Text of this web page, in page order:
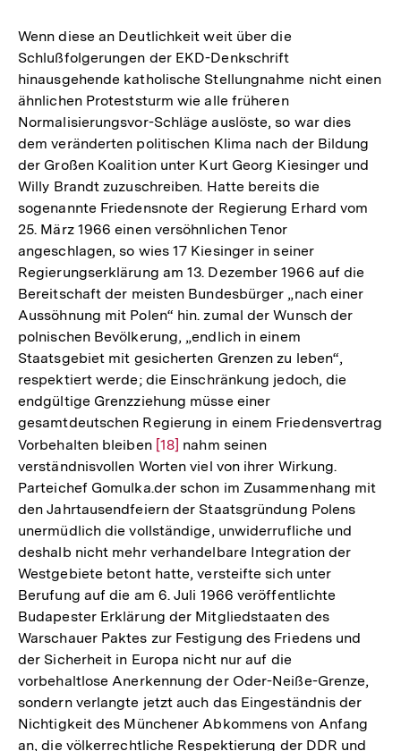
Wenn diese an Deutlichkeit weit über die
Schlußfolgerungen der EKD-Denkschrift
hinausgehende katholische Stellungnahme nicht einen
ähnlichen Proteststurm wie alle früheren
Normalisierungsvor-Schläge auslöste, so war dies
dem veränderten politischen Klima nach der Bildung
der Großen Koalition unter Kurt Georg Kiesinger und
Willy Brandt zuzuschreiben. Hatte bereits die
sogenannte Friedensnote der Regierung Erhard vom
25. März 1966 einen versöhnlichen Tenor
angeschlagen, so wies 17 Kiesinger in seiner
Regierungserklärung am 13. Dezember 1966 auf die
Bereitschaft der meisten Bundesbürger „nach einer
Aussöhnung mit Polen“ hin. zumal der Wunsch der
polnischen Bevölkerung, „endlich in einem
Staatsgebiet mit gesicherten Grenzen zu leben“,
respektiert werde; die Einschränkung jedoch, die
endgültige Grenzziehung müsse einer
gesamtdeutschen Regierung in einem Friedensvertrag
Vorbehalten bleiben Zur
Auflösung
der
Fußnote
[18] nahm seinen
verständnisvollen Worten viel von ihrer Wirkung.
Parteichef Gomulka.der schon im Zusammenhang mit
den Jahrtausendfeiern der Staatsgründung Polens
unermüdlich die vollständige, unwiderrufliche und
deshalb nicht mehr verhandelbare Integration der
Westgebiete betont hatte, versteifte sich unter
Berufung auf die am 6. Juli 1966 veröffentlichte
Budapester Erklärung der Mitgliedstaaten des
Warschauer Paktes zur Festigung des Friedens und
der Sicherheit in Europa nicht nur auf die
vorbehaltlose Anerkennung der Oder-Neiße-Grenze,
sondern verlangte jetzt auch das Eingeständnis der
Nichtigkeit des Münchener Abkommens von Anfang
an, die völkerrechtliche Respektierung der DDR und
Zum